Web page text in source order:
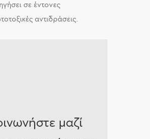
σε έντονες
αντιδράσεις.